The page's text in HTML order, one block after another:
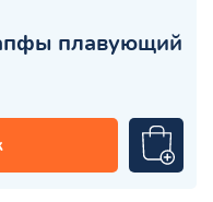
плавующий